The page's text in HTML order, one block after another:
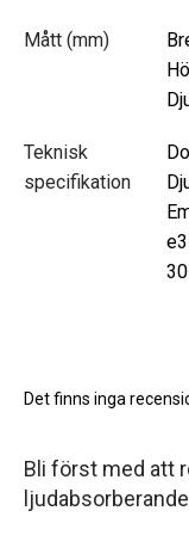
Mått (mm)
Teknisk
specifikation
Det finns inga
Bli först med att